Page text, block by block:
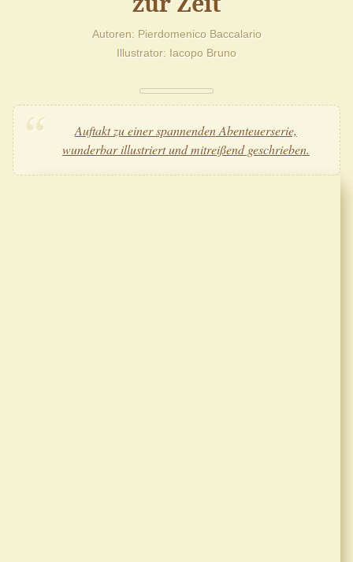
Autoren Pierdomenico Baccalario
Illustrator Iacopo Bruno
Auftakt zu einer spannenden Abenteuerserie,
wunderbar illustriert und mitreißend geschrieben.